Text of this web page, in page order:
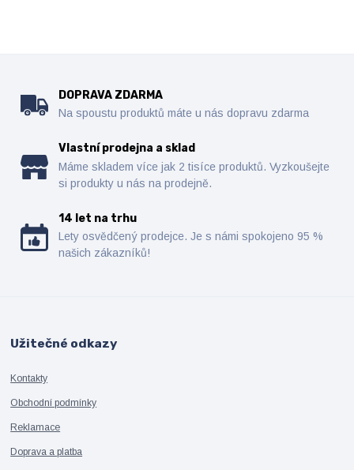
DOPRAVA ZDARMA
Na spoustu produktů máte u nás dopravu zdarma
Vlastní prodejna a sklad
Máme skladem více jak 2 tisíce produktů. Vyzkoušejte
si produkty u nás na prodejně.
14 let na trhu
Lety osvědčený prodejce. Je s námi spokojeno 95 %
našich zákazníků!
Užitečné odkazy
Kontakty
Obchodní podmínky
Reklamace
Doprava a platba